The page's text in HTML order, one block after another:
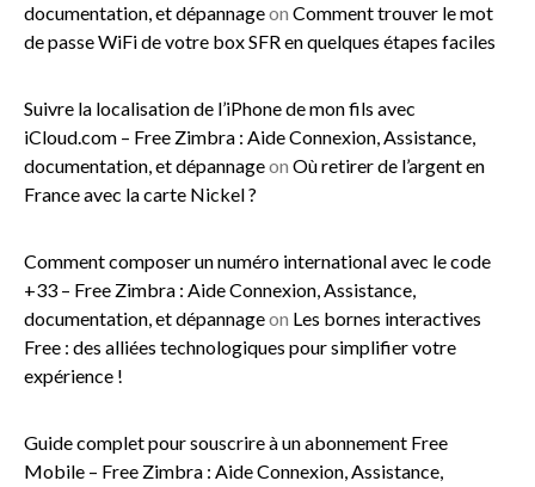
documentation, et dépannageon Comment trouver le mot
de passe WiFi de votre box SFR en quelques étapes faciles
Suivre la localisation de l’iPhone de mon fils avec
iCloud.com – Free Zimbra : Aide Connexion, Assistance,
documentation, et dépannageon Où retirer de l’argent en
France avec la carte Nickel ?
Comment composer un numéro international avec le code
+33 – Free Zimbra : Aide Connexion, Assistance,
documentation, et dépannageon Les bornes interactives
Free : des alliées technologiques pour simplifier votre
expérience !
Guide complet pour souscrire à un abonnement Free
Mobile – Free Zimbra : Aide Connexion, Assistance,